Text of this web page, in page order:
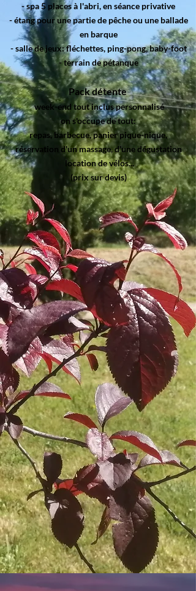
- spa 5 places à l'abri, en séance privative
- étang pour une partie de pêche ou une ballade
en barque
- salle de jeux: fléchettes, ping-pong, baby-foot
- terrain de pétanque
Pack détente
week-end tout inclus personnalisé
on s'occupe de tout:
repas, barbecue, panier pique-nique,
réservation d'un massage, d'une dégustation
location de vélos...
(prix sur devis)